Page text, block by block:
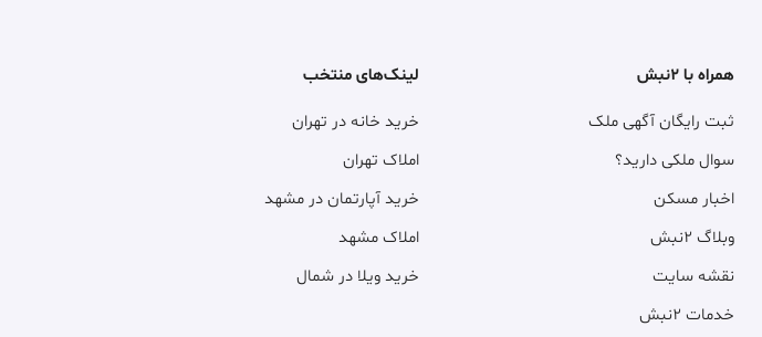
همراه با ۲نبش
ثبت رایگان آگهی ملک
سوال ملکی دارید؟
اخبار مسکن
وبلاگ ۲نبش
نقشه سایت
خدمات ۲نبش
لینک‌های منتخب
خرید خانه در تهران
املاک تهران
خرید آپارتمان در مشهد
املاک مشهد
خرید ویلا در شمال